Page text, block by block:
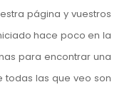
página y vuestros
hace poco en la
para encontrar una
todas las que veo son